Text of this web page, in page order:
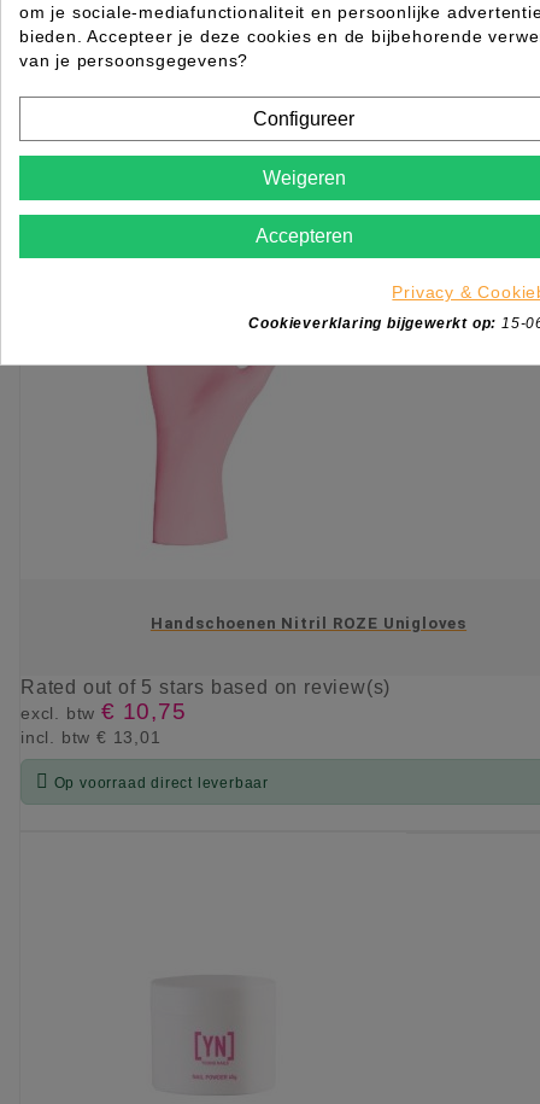
Rated out of 5 stars based onreview(s)
excl. btw € 82,50
incl. btw€ 99,83
 Levertijd op aanvraag
Handschoenen Nitril ROZE Unigloves
Rated out of 5 stars based on review(s)
excl. btw € 10,75
incl. btw € 13,01
 Op voorraad direct leverbaar
om je sociale-mediafunctionaliteit en persoonlijke
bieden. Accepteer je deze cookies en de bijbehorende
van je persoonsgegevens?
Configureer
Weigeren
Accepteren
Privacy &
Cookieverklaring bijgewerkt op: 15-